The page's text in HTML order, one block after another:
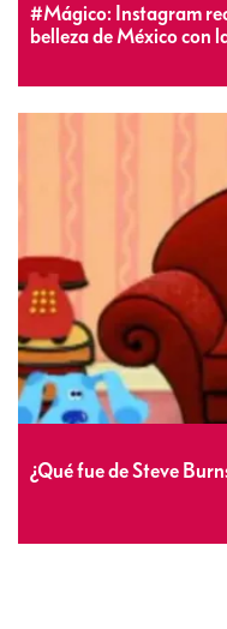
#Mágico: Instagram
belleza de México con
¿Qué fue de Steve